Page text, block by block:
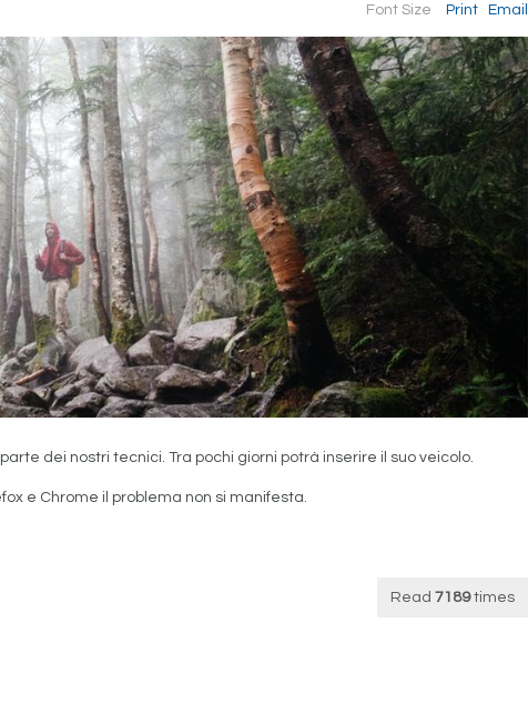
Font Size
Print Email
dei nostri tecnici. Tra pochi giorni potrà inserire il suo veicolo.
e Chrome il problema non si manifesta.
Read 7189times